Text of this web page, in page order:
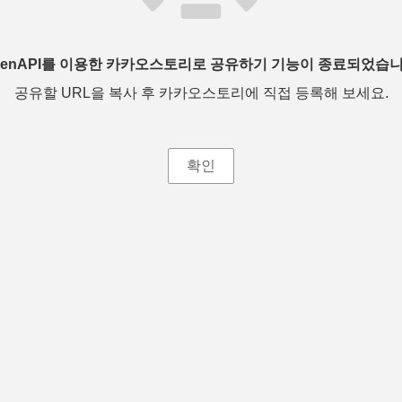
를 이용한 카카오스토리로 공유하기 기능이 종료되었습
공유할 URL을 복사 후 카카오스토리에 직접 등록해 보세요.
확인